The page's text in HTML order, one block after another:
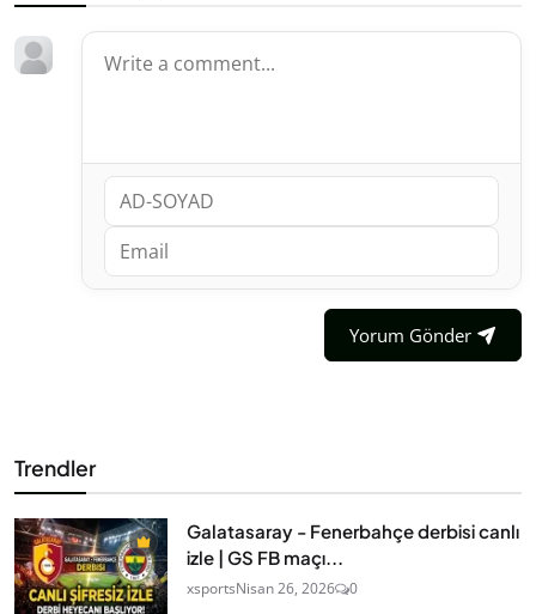
Yorum Gönder
Trendler
Galatasaray - Fenerbahçe derbisi canlı
izle | GS FB maçı...
xsportsNisan 26, 2026 0